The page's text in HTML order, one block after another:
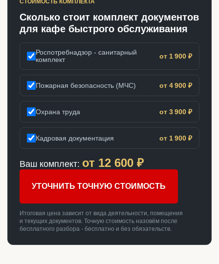
СТОИМОСТЬ КОМПЛЕКТА
Сколько стоит комплект документов
для кафе быстрого обслуживания
Роспотребнадзор - санитарный
комплект
от 1 900 ₽
Пожарная безопасность (МЧС) от 4 900 ₽
Охрана труда от 3 900 ₽
Кадровая документация от 1 900 ₽
Ваш комплект: от 12 600 ₽
УТОЧНИТЬ ТОЧНУЮ СТОИМОСТЬ
Итоговая цена зависит от вида деятельности, помещения
и текущих документов. Точную стоимость назовём после
бесплатного разбора - бесплатно и без обязательств.